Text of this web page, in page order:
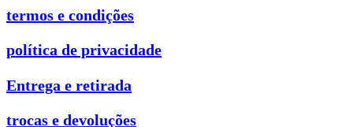
termos e condições
política de privacidade
Entrega e retirada
trocas e devoluções